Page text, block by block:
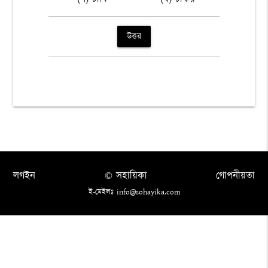
উত্তর
লগইন গোপনীয়তা
© সহায়িকা
ই-মেইলঃ info@sohayika.com